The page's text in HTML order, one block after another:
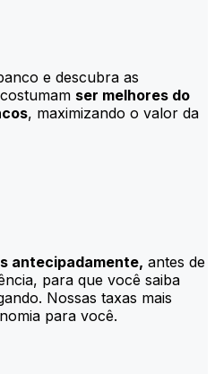
e descubra as
ser melhores do
, maximizando o valor da
antecipadamente, antes de
para que você saiba
Nossas taxas mais
para você.